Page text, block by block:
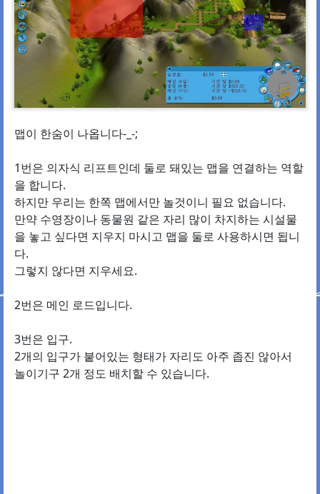
맵이 한숨이 나옵니다-_-;
1번은 의자식 리프트인데 둘로 돼있는 맵을 연결하는 역할
을 합니다.
하지만 우리는 한쪽 맵에서만 놀것이니 필요 없습니다.
만약 수영장이나 동물원 같은 자리 많이 차지하는 시설물
을 놓고 싶다면 지우지 마시고 맵을 둘로 사용하시면 됩니
다.
그렇지 않다면 지우세요.
2번은 메인 로드입니다.
3번은 입구.
2개의 입구가 붙어있는 형태가 자리도 아주 좁진 않아서
놀이기구 2개 정도 배치할 수 있습니다.